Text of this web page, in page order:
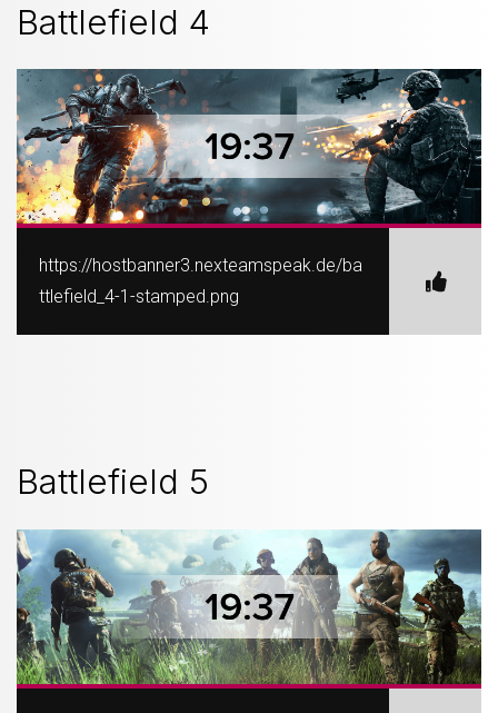
Battlefield 4
https://hostbanner3.nexteamspeak.de/ba
ttlefield_4-1-stamped.png
Battlefield 5